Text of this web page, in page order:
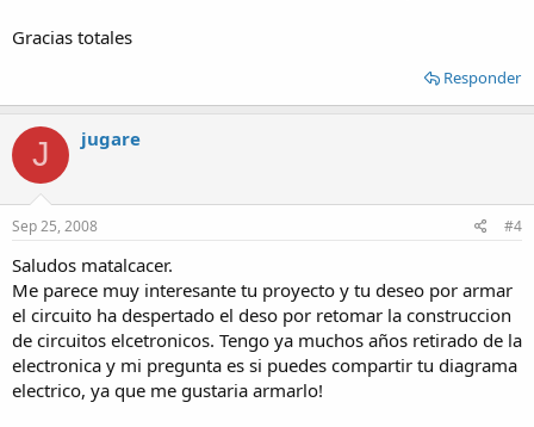
Gracias totales
Responder
J jugare
Sep 25, 2008 #4
Saludos matalcacer.
Me parece muy interesante tu proyecto y tu deseo por armar
el circuito ha despertado el deso por retomar la construccion
de circuitos elcetronicos. Tengo ya muchos años retirado de la
electronica y mi pregunta es si puedes compartir tu diagrama
electrico, ya que me gustaria armarlo!